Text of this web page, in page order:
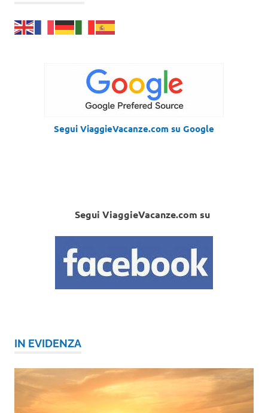
Segui ViaggieVacanze.com su Google
Segui ViaggieVacanze.com su
IN EVIDENZA